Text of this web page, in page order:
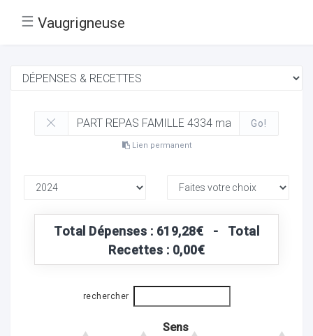
☰ Vaugrigneuse
Go!
Lien permanent
Total Dépenses : 619,28€ - Total
Recettes : 0,00€
rechercher
Sens